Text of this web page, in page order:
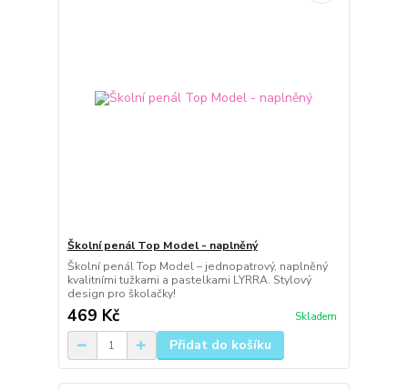
Školní penál Top Model - naplněný
Školní penál Top Model – jednopatrový, naplněný
kvalitními tužkami a pastelkami LYRRA. Stylový
design pro školačky!
469 Kč Skladem
Přidat do košíku